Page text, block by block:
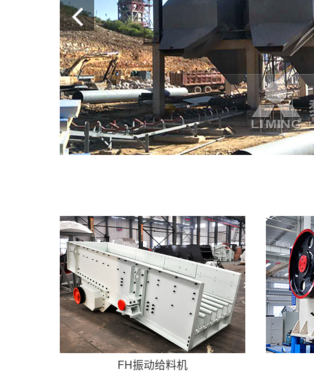
FH振动给料机